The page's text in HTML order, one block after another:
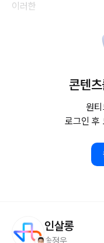
이러한
콘텐
원
로그인 후
인살롱
송정우